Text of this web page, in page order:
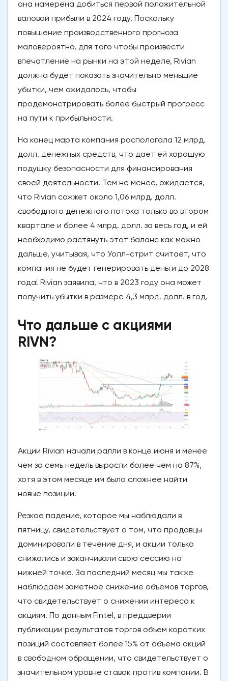
она намерена добиться первой положительной
валовой прибыли в 2024 году. Поскольку
повышение производственного прогноза
маловероятно, для того чтобы произвести
впечатление на рынки на этой неделе, Rivian
должна будет показать значительно меньшие
убытки, чем ожидалось, чтобы
продемонстрировать более быстрый прогресс
на пути к прибыльности.
На конец марта компания располагала 12 млрд.
долл. денежных средств, что дает ей хорошую
подушку безопасности для финансирования
своей деятельности. Тем не менее, ожидается,
что Rivian сожжет около 1,06 млрд. долл.
свободного денежного потока только во втором
квартале и более 4 млрд. долл. за весь год, и ей
необходимо растянуть этот баланс как можно
дальше, учитывая, что Уолл-стрит считает, что
компания не будет генерировать деньги до 2028
года! Rivian заявила, что в 2023 году она может
получить убытки в размере 4,3 млрд. долл. в год.
Что дальше с акциями
RIVN?
Акции Rivian начали ралли в конце июня и менее
чем за семь недель выросли более чем на 87%,
хотя в этом месяце им было сложнее найти
новые позиции.
Резкое падение, которое мы наблюдали в
пятницу, свидетельствует о том, что продавцы
доминировали в течение дня, и акции только
снижались и заканчивали свою сессию на
нижней точке. За последний месяц мы также
наблюдаем заметное снижение объемов торгов,
что свидетельствует о снижении интереса к
акциям. По данным Fintel, в преддверии
публикации результатов торгов объем коротких
позиций составляет более 15% от объема акций
в свободном обращении, что свидетельствует о
значительном уровне ставок против компании. В